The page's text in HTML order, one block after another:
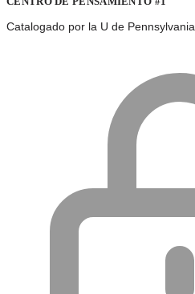
Catalogado por la U de Pennsylvania